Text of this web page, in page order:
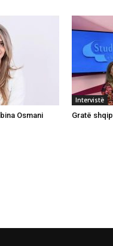
Osmani
Intervistë
Gratë